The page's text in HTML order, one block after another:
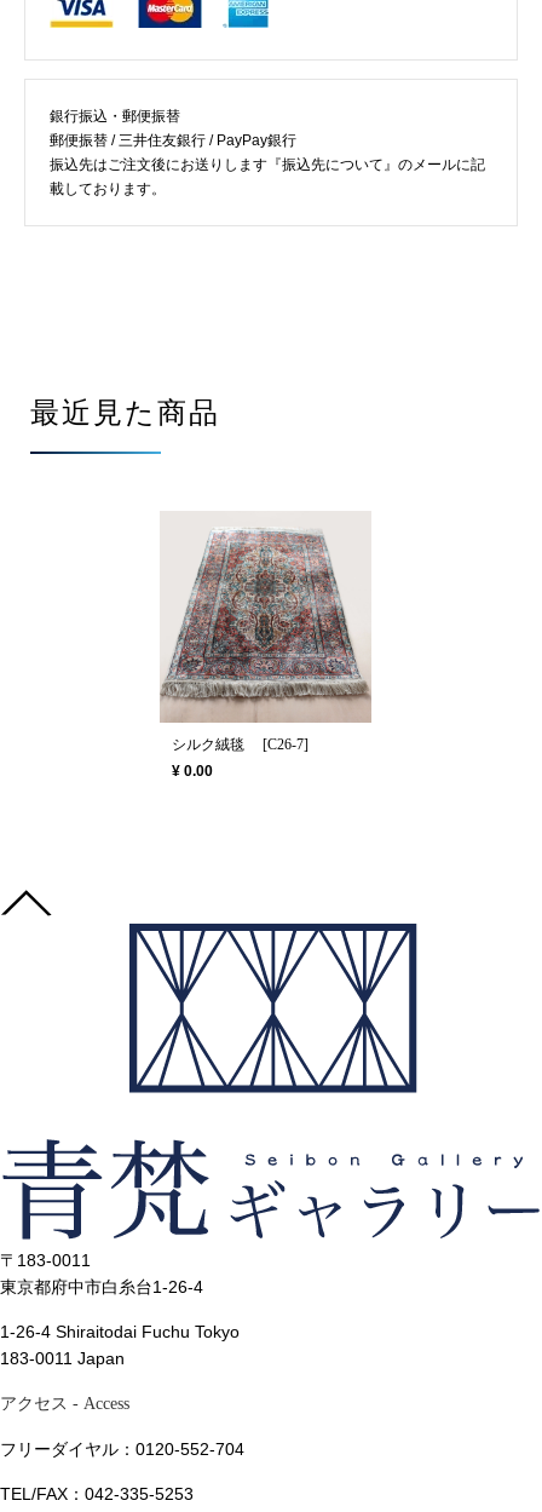
銀行振込・郵便振替
郵便振替 / 三井住友銀行 / PayPay銀行
振込先はご注文後にお送りします『振込先について』のメールに記
載しております。
最近見た商品
シルク絨毯 [C26-7]
¥ 0.00
〒183-0011
東京都府中市白糸台1-26-4
1-26-4 Shiraitodai Fuchu Tokyo
183-0011 Japan
アクセス - Access
フリーダイヤル：0120-552-704
TEL/FAX：042-335-5253